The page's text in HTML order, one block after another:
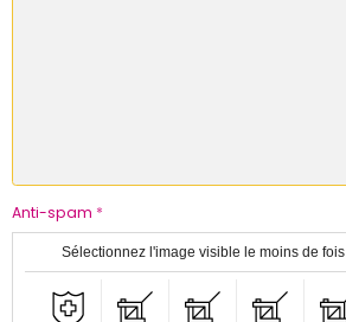
Anti-spam
Sélectionnez l'image visible le moins de fois